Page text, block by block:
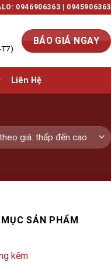
0946906363 | 0945906363
BÁO GIÁ NGAY
Liên Hệ
SẢN PHẨM
kẽm